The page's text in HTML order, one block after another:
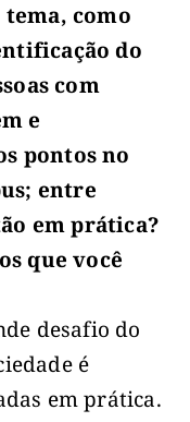
como
do
com
e
pontos no
entre
em prática?
que você
desafio do
é
em prática.